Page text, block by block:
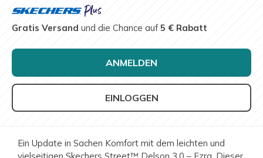
Gratis Versand und die Chance auf5 € Rabatt
ANMELDEN
EINLOGGEN
Ein Update in Sachen Komfort mit dem leichten und